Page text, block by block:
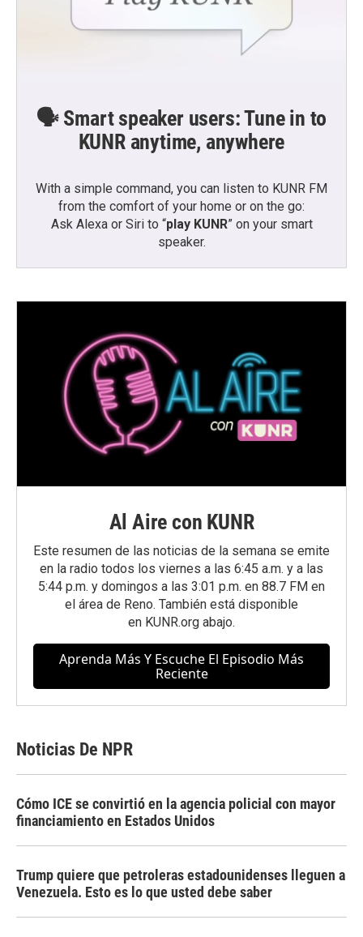
🗣️ Smart speaker users: Tune in to
KUNR anytime, anywhere
With a simple command, you can listen to KUNR FM
from the comfort of your home or on the go:
Ask Alexa or Siri to “play KUNR” on your smart
speaker.
Al Aire con KUNR
Este resumen de las noticias de la semana se emite
en la radio todos los viernes a las 6:45 a.m. y a las
5:44 p.m. y domingos a las 3:01 p.m. en 88.7 FM en
el área de Reno. También está disponible
en KUNR.org abajo.
Aprenda Más Y Escuche El Episodio Más
Reciente
Noticias De NPR
Cómo ICE se convirtió en la agencia policial con mayor
financiamiento en Estados Unidos
Trump quiere que petroleras estadounidenses lleguen a
Venezuela. Esto es lo que usted debe saber